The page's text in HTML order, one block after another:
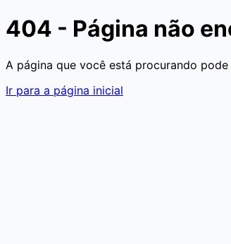
404 - Página não
A página que você está procurando
Ir para a página inicial